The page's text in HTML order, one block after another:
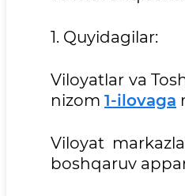
1. Quyidagilar:
Viloyatlar va
nizom 1-ilovaga
Viloyat
boshqaruv